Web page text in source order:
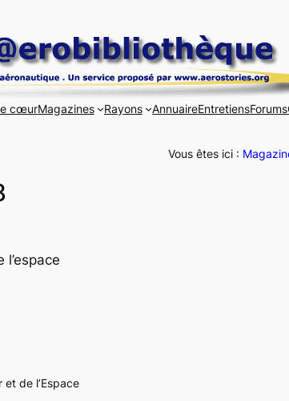
cœurMagazines Rayons AnnuaireEntretiensForums
Vous êtes ici :
l’espace
et de l’Espace